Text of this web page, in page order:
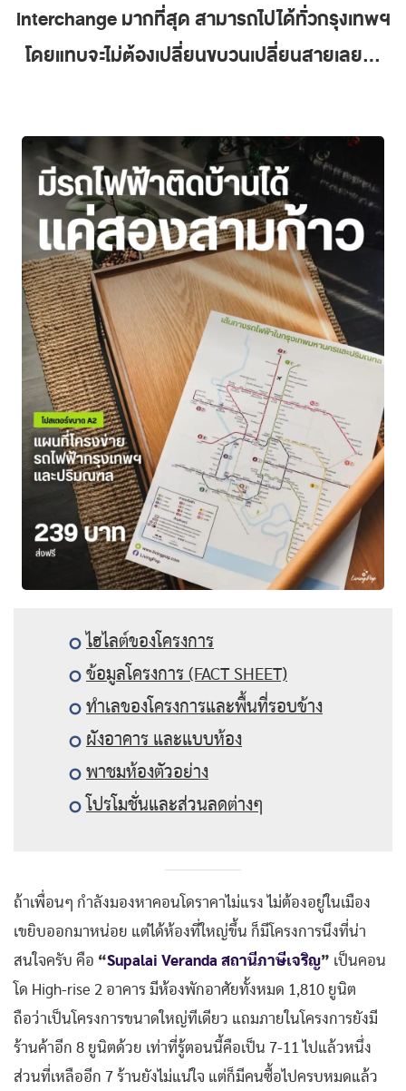
interchange มากที่สุด สามารถไปได้ทั่วกรุงเทพฯ
โดยแทบจะไม่ต้องเปลี่ยนขบวนเปลี่ยนสายเลย…
ไฮไลต์ของโครงการ
ข้อมูลโครงการ (FACT SHEET)
ทำเลของโครงการและพื้นที่รอบข้าง
ผังอาคาร และแบบห้อง
พาชมห้องตัวอย่าง
โปรโมชั่นและส่วนลดต่างๆ
ถ้าเพื่อนๆ กำลังมองหาคอนโดราคาไม่แรง ไม่ต้องอยู่ในเมือง
เขยิบออกมาหน่อย แต่ได้ห้องที่ใหญ่ขึ้น ก็มีโครงการนึงที่น่า
สนใจครับ คือ “Supalai Veranda สถานีภาษีเจริญ” เป็นคอน
โด High-rise 2 อาคาร มีห้องพักอาศัยทั้งหมด 1,810 ยูนิต
ถือว่าเป็นโครงการขนาดใหญ่ทีเดียว แถมภายในโครงการยังมี
ร้านค้าอีก 8 ยูนิตด้วย เท่าที่รู้ตอนนี้คือเป็น 7-11 ไปแล้วหนึ่ง
ส่วนที่เหลืออีก 7 ร้านยังไม่แน่ใจ แต่ก็มีคนซื้อไปครบหมดแล้ว